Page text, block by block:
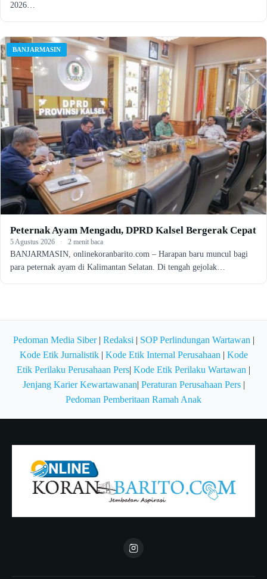
2026…
BANJARMASIN
Peternak Ayam Mengadu, DPRD Kalsel Bergerak Cepat
5 Agustus 2026 · 2 menit baca
BANJARMASIN, onlinekoranbarito.com – Harapan baru muncul bagi
para peternak ayam di Kalimantan Selatan. Di tengah gejolak…
Pedoman Media Siber| Redaksi | SOP Perlindungan Wartawan |
Kode Etik Jurnalistik| Kode Etik Internal Perusahaan | Kode
Etik Perilaku Perusahaan Pers| Kode Etik Perilaku Wartawan |
Jenjang Karier Kewartawanan| Peraturan Perusahaan Pers|
Pedoman Pemberitaan Ramah Anak